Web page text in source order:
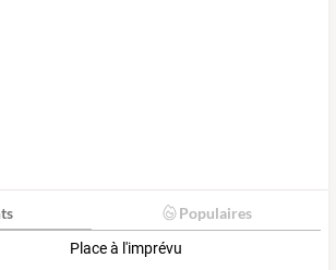
Populaires
Place à l'imprévu